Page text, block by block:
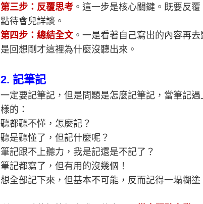
第三步：反覆思考 。這一步是核心關鍵。既要反
點待會兒詳談。
第四步：總結全文。一是看著自己寫出的內容再
是回想剛才這裡為什麼沒聽出來。
2. 記筆記
一定要記筆記，但是問題是怎麼記筆記，當筆記
樣的：
聽都聽不懂，怎麼記？
聽是聽懂了，但記什麼呢？
筆記跟不上聽力，我是記還是不記了？
筆記都寫了，但有用的沒幾個！
想全部記下來，但基本不可能，反而記得一塌糊塗